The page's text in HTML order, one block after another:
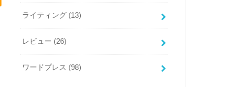
ライティング (13)
レビュー (26)
ワードプレス (98)